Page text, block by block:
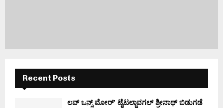
Recent Posts
ಲವ್ ಒನ್ಸ್ ಮೋರ್’ ಟೈಟಲ್ಜಾವಗಲ್ ಶ್ರೀನಾಥ್ ಬಿಡುಗಡೆ